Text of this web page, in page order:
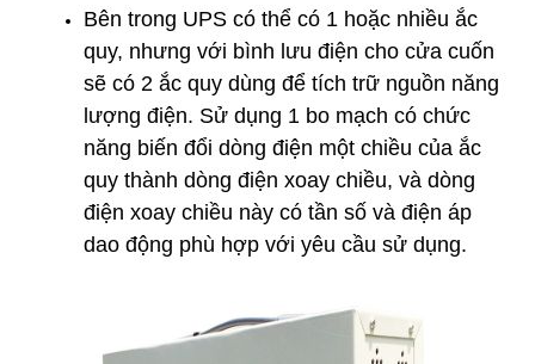
Bên trong UPS có thể có 1 hoặc nhiều ắc
quy, nhưng với bình lưu điện cho cửa cuốn
sẽ có 2 ắc quy dùng để tích trữ nguồn năng
lượng điện. Sử dụng 1 bo mạch có chức
năng biến đổi dòng điện một chiều của ắc
quy thành dòng điện xoay chiều, và dòng
điện xoay chiều này có tần số và điện áp
dao động phù hợp với yêu cầu sử dụng.